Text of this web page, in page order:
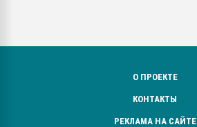
О ПРОЕКТЕ
КОНТАКТЫ
РЕКЛАМА НА САЙТЕ